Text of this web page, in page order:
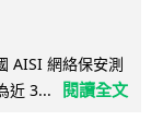
AISI 網絡保安測
近 3...
閱讀全文